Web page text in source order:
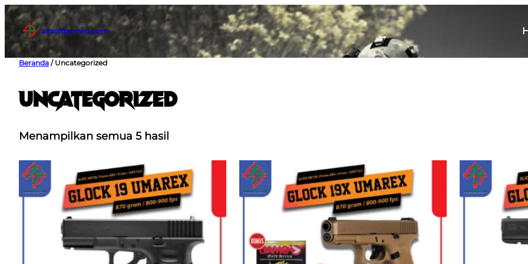
Lewati
konten
airsoftborneo.com
Beranda / Uncategorized
Uncategorized
Menampilkan semua 5 hasil